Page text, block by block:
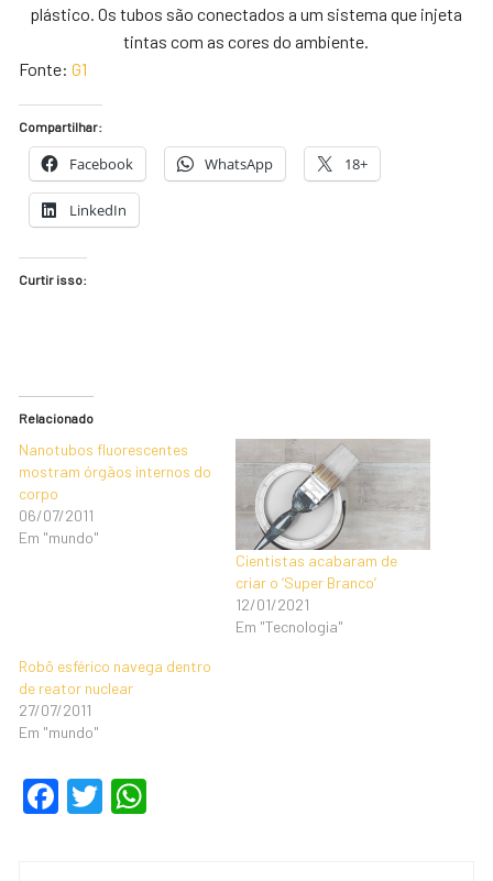
plástico. Os tubos são conectados a um sistema que injeta
tintas com as cores do ambiente.
Fonte:G1
Compartilhar:
Facebook WhatsApp 18+
LinkedIn
Curtir isso:
Relacionado
Nanotubos fluorescentes
mostram órgãos internos do
corpo
06/07/2011
Em "mundo"
Cientistas acabaram de
criar o ‘Super Branco’
12/01/2021
Em "Tecnologia"
Robô esférico navega dentro
de reator nuclear
27/07/2011
Em "mundo"
F
T